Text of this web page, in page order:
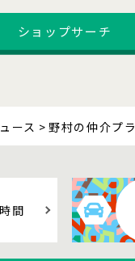
ショップサーチ
ース 野村の仲介プ
間